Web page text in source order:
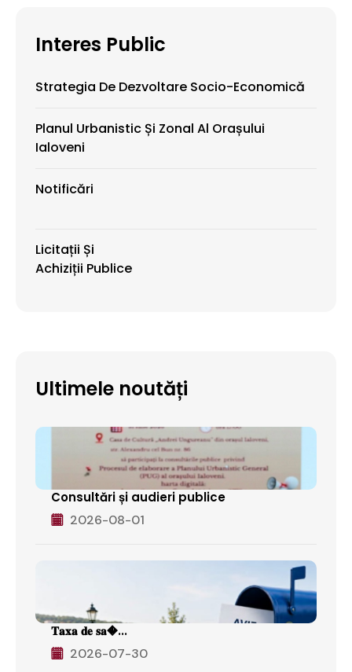
Interes Public
Strategia De Dezvoltare Socio-Economică
Planul Urbanistic Și Zonal Al Orașului
Ialoveni
Notificări
Licitații Și
Achiziții Publice
Ultimele noutăți
Consultări și audieri publice
2026-08-01
𝐓𝐚𝐱𝐚 𝐝𝐞 𝐬𝐚�...
2026-07-30